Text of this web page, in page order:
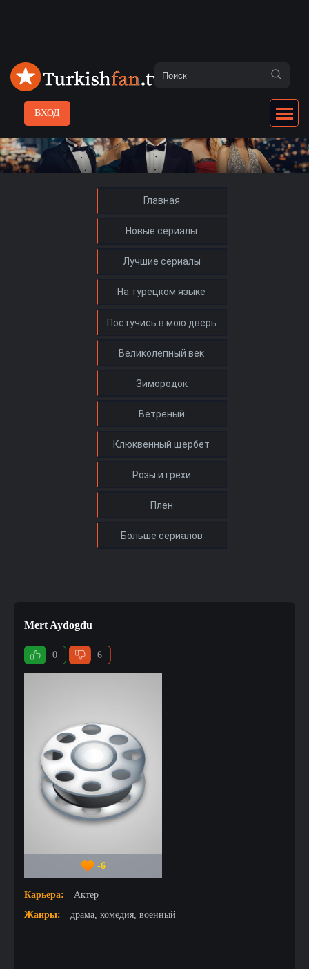
ВХОД
Главная
Новые сериалы
Лучшие сериалы
На турецком языке
Mert Aydogdu
0 6
-6
Карьера:
Актер
Жанры:
драма, комедия, военный